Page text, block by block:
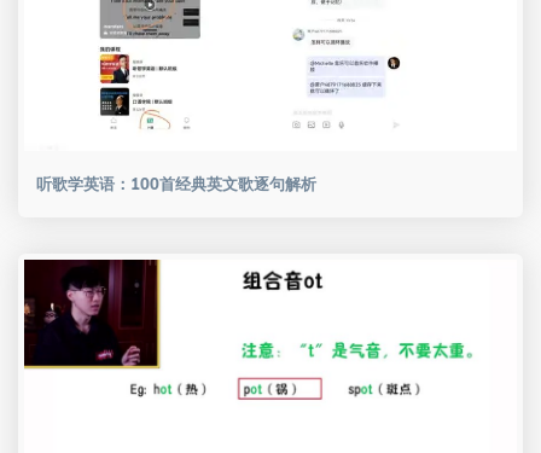
听歌学英语：100首经典英文歌逐句解析